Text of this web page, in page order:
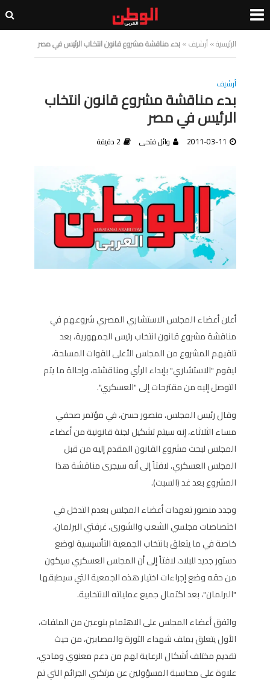
الرئيسية»أرشيف»بدء مناقشة مشروع قانون انتخاب الرئيس في مصر
أرشيف
بدء مناقشة مشروع قانون انتخاب
الرئيس في مصر
2011-03-11 وائل فتحى 2 دقيقة
أعلن أعضاء المجلس الاستشاري المصري شروعهم في
مناقشة مشروع قانون انتخاب رئيس الجمهورية، بعد
تلقيهم المشروع من المجلس الأعلى للقوات المسلحة،
ليقوم "الاستشاري" بإبداء الرأي ومناقشته، وإحالة ما يتم
التوصل إليه من مقترحات إلى "العسكري".
وقال رئيس المجلس، منصور حسن، في مؤتمر صحفي
مساء الثلاثاء، إنه سيتم تشكيل لجنة قانونية من أعضاء
المجلس لبحث مشروع القانون المقدم إليه من قبل
المجلس العسكري، لافتاً إلى أنه سيجرى مناقشة هذا
المشروع بعد غد (السبت).
وجدد منصور تعهدات أعضاء المجلس بعدم التدخل في
اختصاصات مجلسي الشعب والشورى، غرفتي البرلمان،
خاصة في ما يتعلق بانتخاب الجمعية التأسيسية لوضع
دستور جديد للبلاد، لافتاً إلى أن المجلس العسكري سيكون
من حقه وضع إجراءات اختيار هذه الجمعية التي سيطبقها
"البرلمان"، بعد اكتمال جميع عملياته الانتخابية.
واتفق أعضاء المجلس على الاهتمام بنوعين من الملفات،
الأول يتعلق بملف شهداء الثورة والمصابين، من حيث
تقديم مختلف أشكال الرعاية لهم من دعم معنوي ومادي،
علاوة على محاسبة المسؤولين عن مرتكبي الجرائم التي تم